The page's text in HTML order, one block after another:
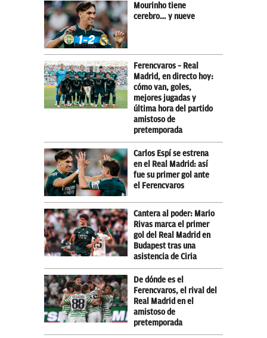
Mourinho tiene
cerebro… y nueve
Ferencvaros – Real
Madrid, en directo hoy:
cómo van, goles,
mejores jugadas y
última hora del partido
amistoso de
pretemporada
Carlos Espí se estrena
en el Real Madrid: así
fue su primer gol ante
el Ferencvaros
Cantera al poder: Mario
Rivas marca el primer
gol del Real Madrid en
Budapest tras una
asistencia de Ciria
De dónde es el
Ferencvaros, el rival del
Real Madrid en el
amistoso de
pretemporada